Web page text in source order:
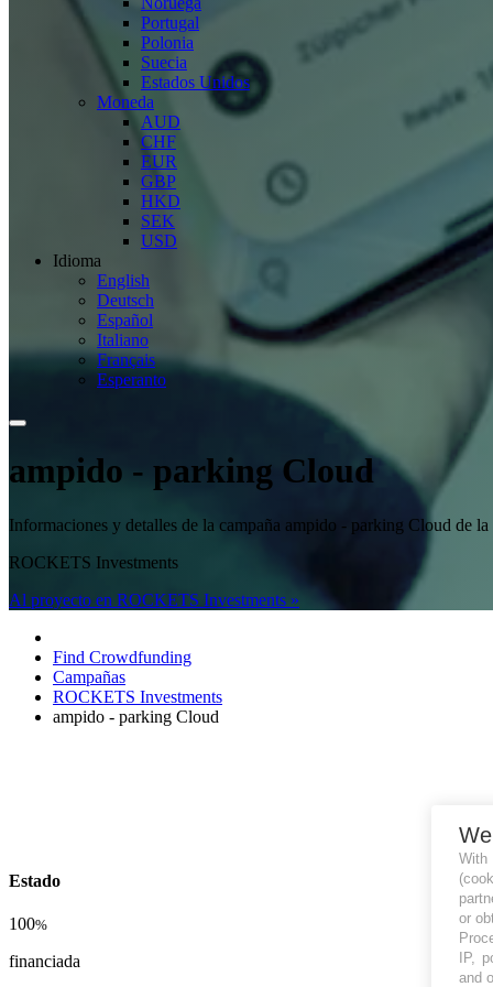
Portugal
Polonia
Suecia
Estados Unidos
Moneda
AUD
CHF
EUR
GBP
HKD
SEK
USD
Idioma
English
Deutsch
Español
Italiano
Français
Esperanto
ampido - parking Cloud
Informaciones y detalles de la campaña ampido - parking Cloud
ROCKETS Investments
Al proyecto en ROCKETS Investments »
Find Crowdfunding
Campañas
ROCKETS Investments
ampido - parking Cloud
Estado
100%
financiada
or
IP,
and